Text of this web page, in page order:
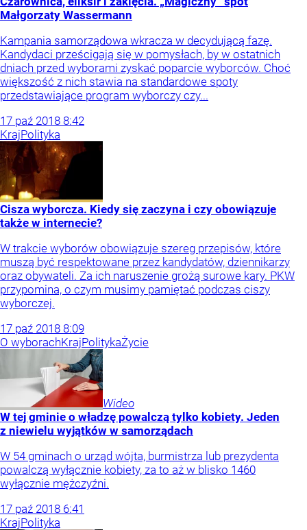
Małgorzaty Wassermann
Kampania samorządowa wkracza w decydującą fazę.
Kandydaci prześcigają się w pomysłach, by w ostatnich
dniach przed wyborami zyskać poparcie wyborców. Choć
większość z nich stawia na standardowe spoty
przedstawiające program wyborczy czy...
17 paź 2018 8:42
KrajPolityka
Cisza wyborcza. Kiedy się zaczyna i czy obowiązuje
także w internecie?
W trakcie wyborów obowiązuje szereg przepisów, które
muszą być respektowane przez kandydatów, dziennikarzy
oraz obywateli. Za ich naruszenie grożą surowe kary. PKW
przypomina, o czym musimy pamiętać podczas ciszy
wyborczej.
17 paź 2018 8:09
O wyborachKrajPolitykaŻycie
Wideo
W tej gminie o władzę powalczą tylko kobiety. Jeden
z niewielu wyjątków w samorządach
W 54 gminach o urząd wójta, burmistrza lub prezydenta
powalczą wyłącznie kobiety, za to aż w blisko 1460
wyłącznie mężczyźni.
17 paź 2018 6:41
KrajPolityka